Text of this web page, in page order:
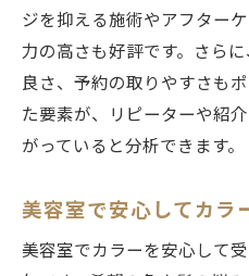
ジを抑える施術やアフター
力の高さも好評です。さら
良さ、予約の取りやすさも
た要素が、リピーターや紹
がっていると分析できます。
美容室で安心してカラ
美容室でカラーを安心して